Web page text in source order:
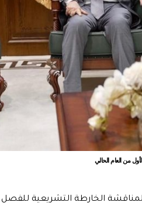
من العام الحالي
الخارطة التشريعية للفصل